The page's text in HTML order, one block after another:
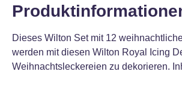
Dieses Wilton Set mit 12
werden mit diesen Wilton Royal Icing
Weihnachtsleckereien zu dekorieren.